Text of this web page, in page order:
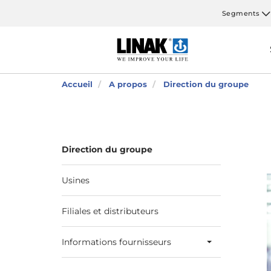
Segments
Accueil A propos Direction du groupe
Direction du groupe
Usines
Filiales et distributeurs
Informations fournisseurs